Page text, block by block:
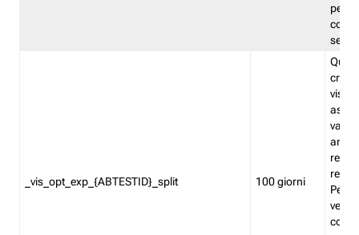
_vis_opt_exp_{ABTESTID}_split 100 giorni